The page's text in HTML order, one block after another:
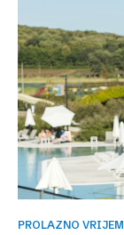
PROLAZNO